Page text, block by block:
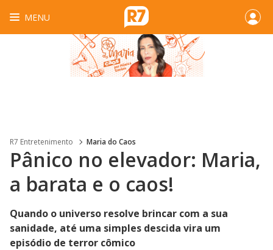
MENU
R7 Entretenimento Maria do Caos
Pânico no elevador: Maria,
a barata e o caos!
Quando o universo resolve brincar com a sua
sanidade, até uma simples descida vira um
episódio de terror cômico